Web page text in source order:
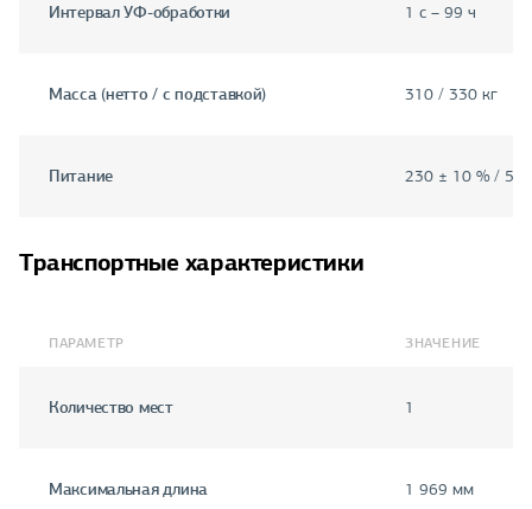
Интервал УФ-обработки 1 с – 99 ч
Масса (нетто / с подставкой) 310 / 330 кг
Питание 230 ± 10 % /
Транспортные характеристики
ПАРАМЕТР ЗНАЧЕНИЕ
Количество мест 1
Максимальная длина 1 969 мм